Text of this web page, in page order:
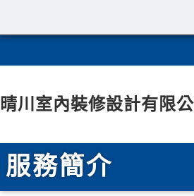
晴川室內裝修設計有限
服務簡介